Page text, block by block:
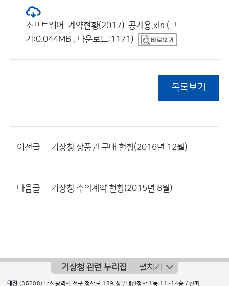
소프트웨어_계약현황(2017)_공개용.xls (크
기:0.044MB , 다운로드:1171)
목록보기
이전글 기상청 상품권 구매 현황(2016년 12월)
다음글 기상청 수의계약 현황(2015년 8월)
기상청 관련 누리집 펼치기
대전 (35208) 대전광역시 서구 청사로 189 정부대전청사 1동 11~14층 / 전화